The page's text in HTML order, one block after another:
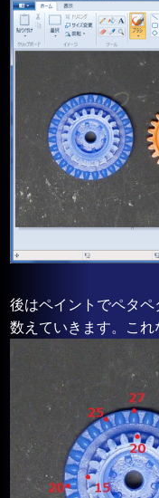
後はペイントでペタ
数えていきます。これ